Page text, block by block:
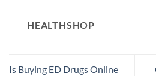
HEALTHSHOP
Is Buying ED Drugs Online